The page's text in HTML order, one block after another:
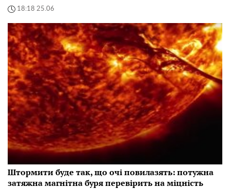
18:18 25.06
Штормити буде так, що очі повилазять: потужна
затяжна магнітна буря перевірить на міцність